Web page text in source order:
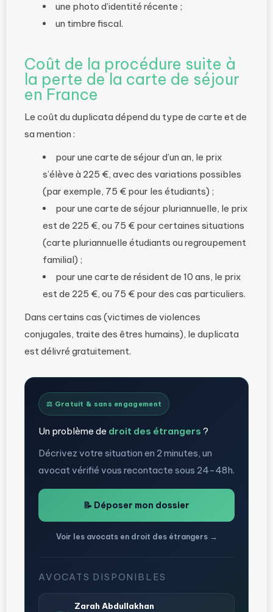
une photo d’identité récente ;
un timbre fiscal.
Coût de la procédure suite à
la perte de la carte de séjour
en France
Le coût du duplicata dépend du type de carte et de
sa mention :
pour une carte de séjour d’un an, le prix
s’élève à 225 €, avec des variations possibles
(par exemple, 75 € pour les étudiants) ;
pour une carte de séjour pluriannuelle, le prix
est de 225 €, ou 75 € pour certaines situations
(carte pluriannuelle étudiants ou regroupement
familial) ;
pour une carte de résident de 10 ans, le prix
est de 225 €, ou 75 € pour des cas particuliers.
Dans certains cas (victimes de violences
conjugales, traite des êtres humains), le duplicata
est délivré gratuitement.
⚖️ Gratuit & sans engagement
Un problème de droit des étrangers ?
Décrivez votre situation en 2 minutes, un
avocat vérifié vous recontacte sous 24-48h.
📝 Déposer mon dossier
Voir les avocats en droit des étrangers →
AVOCATS DISPONIBLES
Zarah Abdullakhan